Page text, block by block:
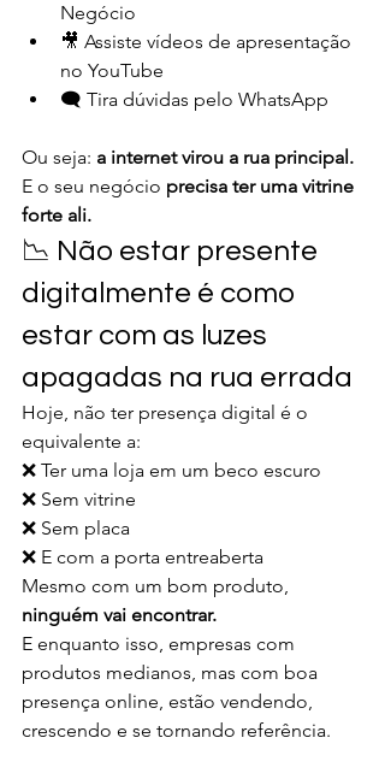
Negócio
🎥 Assiste vídeos de apresentação
no YouTube
🗨️ Tira dúvidas pelo WhatsApp
Ou seja: a internet virou a rua principal.
E o seu negócio precisa ter uma vitrine
forte ali.
📉 Não estar presente
digitalmente é como
estar com as luzes
apagadas na rua errada
Hoje, não ter presença digital é o
equivalente a:
❌ Ter uma loja em um beco escuro
❌ Sem vitrine
❌ Sem placa
❌ E com a porta entreaberta
Mesmo com um bom produto,
ninguém vai encontrar.
E enquanto isso, empresas com
produtos medianos, mas com boa
presença online, estão vendendo,
crescendo e se tornando referência.